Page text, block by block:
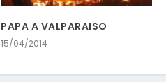
PAPA A VALPARAISO
15/04/2014